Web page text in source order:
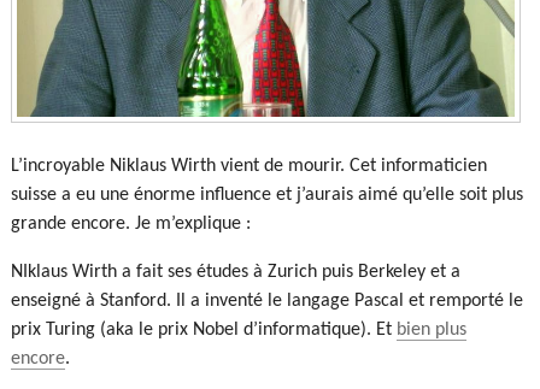
L’incroyable Niklaus Wirth vient de mourir. Cet informaticien
suisse a eu une énorme influence et j’aurais aimé qu’elle soit plus
grande encore. Je m’explique :
NIklaus Wirth a fait ses études à Zurich puis Berkeley et a
enseigné à Stanford. Il a inventé le langage Pascal et remporté le
prix Turing (aka le prix Nobel d’informatique). Et bien plus
encore.